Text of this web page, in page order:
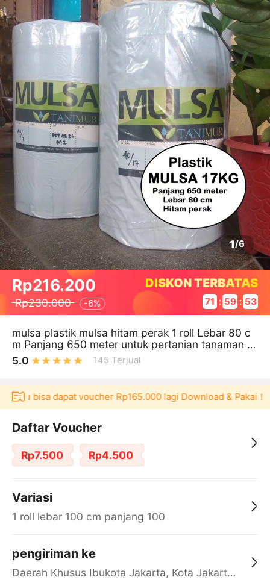
1/6
Rp216.200
Rp230.000 -6%
DISKON TERBATAS
71 : 59 : 53
mulsa plastik mulsa hitam perak 1 roll Lebar 80 c
m Panjang 650 meter untuk pertanian tanaman p
erkebunan tebal kuat murah
5.0 145 Terjual
bisa dapat voucher Rp165.000 lagi Download & Pakai！
Daftar Voucher
Rp7.500 Rp4.500
Variasi
1 roll lebar 100 cm panjang 100
pengiriman ke
Daerah Khusus Ibukota Jakarta, Kota Jakarta Barat, Cengkareng, yy